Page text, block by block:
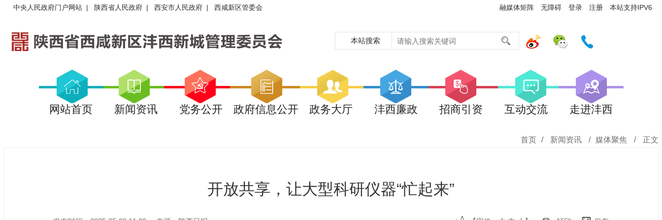
融媒体矩阵 无障碍 登录 注册 本站支持IPV6
中央人民政府门户网站 | 陕西省人民政府 | 西安市人民政府 | 西咸新区管委会
本站搜索
网站首页 新闻资讯 党务公开 政府信息公开 政务大厅 沣西廉政 招商引资 互动交流 走进沣西
首页 / 新闻资讯 / 媒体聚焦 / 正文
开放共享，让大型科研仪器“忙起来”